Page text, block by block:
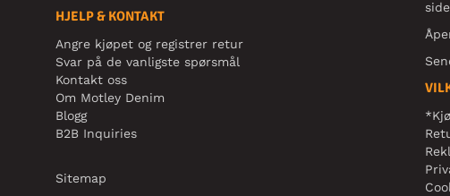
HJELP & KONTAKT
Angre kjøpet og registrer retur
Svar på de vanligste spørsmål
Kontakt oss
Om Motley Denim
Blogg
B2B Inquiries
Sitemap